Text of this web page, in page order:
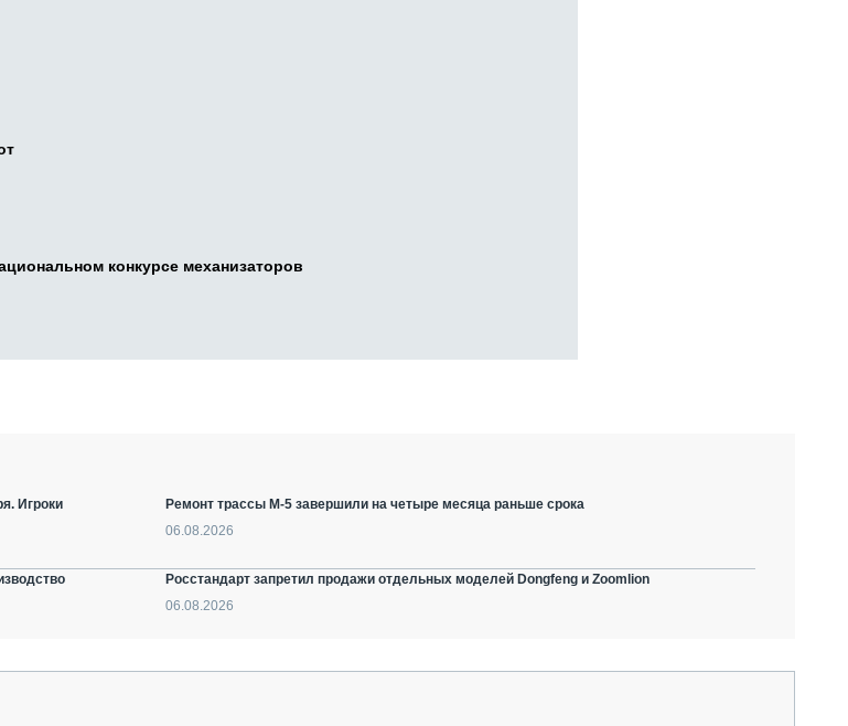
конкурсе механизаторов
Игроки
Ремонт трассы М-5 завершили на четыре месяца раньше срока
06.08.2026
Росстандарт запретил продажи отдельных моделей Dongfeng и Zoomlion
06.08.2026